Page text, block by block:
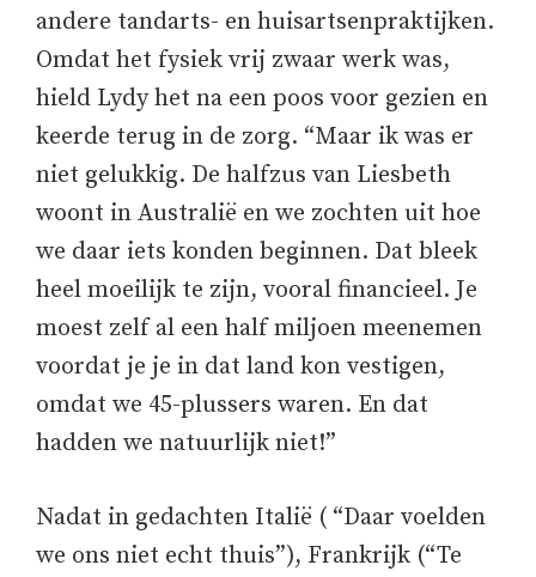
andere tandarts- en huisartsenpraktijken.
Omdat het fysiek vrij zwaar werk was,
hield Lydy het na een poos voor gezien en
keerde terug in de zorg. “Maar ik was er
niet gelukkig. De halfzus van Liesbeth
woont in Australië en we zochten uit hoe
we daar iets konden beginnen. Dat bleek
heel moeilijk te zijn, vooral financieel. Je
moest zelf al een half miljoen meenemen
voordat je je in dat land kon vestigen,
omdat we 45-plussers waren. En dat
hadden we natuurlijk niet!”
Nadat in gedachten Italië ( “Daar voelden
we ons niet echt thuis”), Frankrijk (“Te